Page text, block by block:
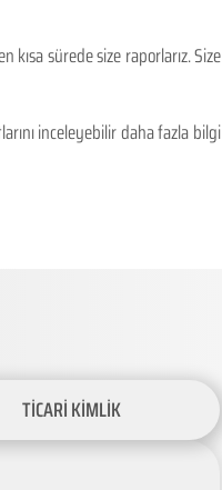
kısa sürede size raporlarız. Size
inceleyebilir daha fazla bilgi
TİCARİ KİMLİK